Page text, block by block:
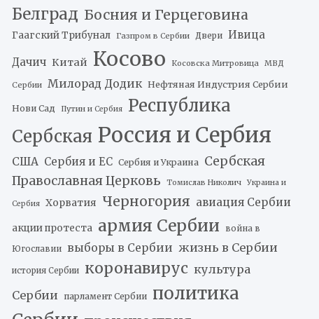
Белград Босния и Герцеговина
Гаагский Трибунал Газпром в Сербии Двери Ивица
Дачич Китай Косово Косовска Митровица МВД
Сербии Милорад Додик Нефтяная Индустрия Сербии
Нови Сад Путин и Сербия
Республика
Сербская Россия и Сербия
США Сербия и ЕС Сербия и Украина
Сербская
Православная Церковь
Томислав Николич Украина и
Сербия Хорватия Черногория авиация Сербии
акции протеста армия Сербии война в
Югославии выборы в Сербии жизнь в Сербии
история Сербии коронавирус культура
Сербии
парламент Сербии политика